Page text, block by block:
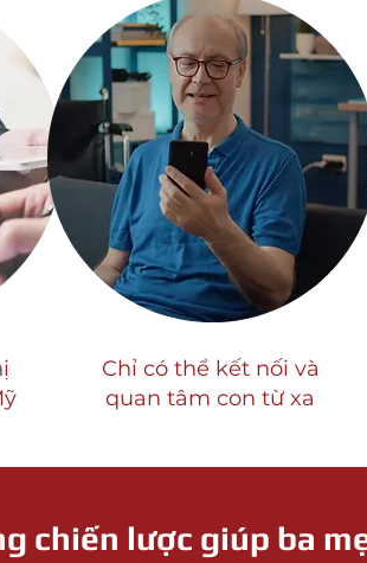
Chỉ có thể kết nối và
quan tâm con từ xa
chiến lược giúp ba